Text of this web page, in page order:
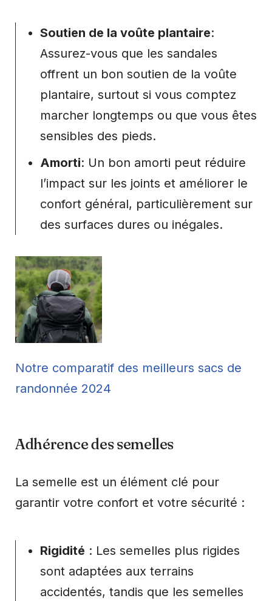
Soutien de la voûte plantaire:
Assurez-vous que les sandales
offrent un bon soutien de la voûte
plantaire, surtout si vous comptez
marcher longtemps ou que vous êtes
sensibles des pieds.
Amorti: Un bon amorti peut réduire
l’impact sur les joints et améliorer le
confort général, particulièrement sur
des surfaces dures ou inégales.
Notre comparatif des meilleurs sacs de
randonnée 2024
Adhérence des semelles
La semelle est un élément clé pour
garantir votre confort et votre sécurité :
Rigidité : Les semelles plus rigides
sont adaptées aux terrains
accidentés, tandis que les semelles